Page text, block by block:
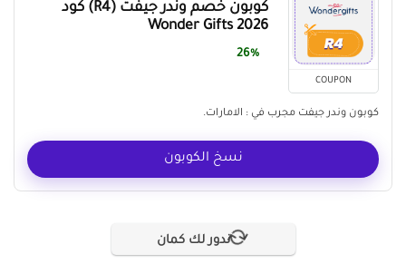
COUPON
كوبون خصم وندر جيفت (R4) كود
Wonder Gifts 2026
26%
كوبون وندر جيفت مجرب في : الامارات.
نسخ الكوبون
ندور لك كمان